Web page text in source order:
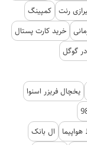
رنت کمپینگ
خرید کارت پستال
گوگل
یخچال فریزر اسنوا
هواپیما
ال بانک